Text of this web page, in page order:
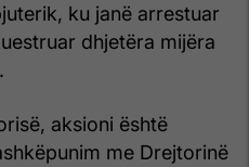
ku janë arrestuar
dhjetëra mijëra
aksioni është
me Drejtorinë